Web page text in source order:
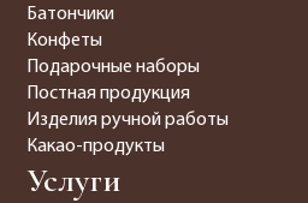
Батончики
Конфеты
Подарочные наборы
Постная продукция
Изделия ручной работы
Какао-продукты
Услуги